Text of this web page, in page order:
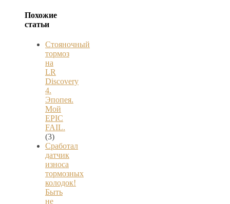
Похожие
статьи
Стояночный
тормоз
на
LR
Discovery
4.
Эпопея.
Мой
EPIC
FAIL.
(3)
Сработал
датчик
износа
тормозных
колодок!
Быть
не